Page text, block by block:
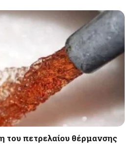
του πετρελαίου θέρμανσης